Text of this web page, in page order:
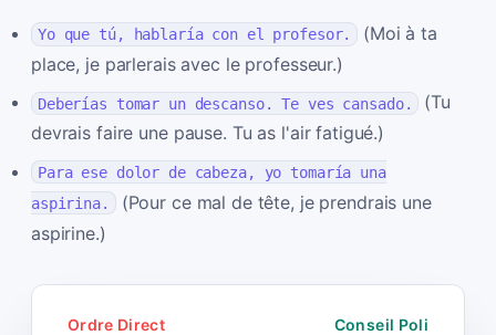
Yo que tú, hablaría con el profesor.
(Moi à ta
place, je parlerais avec le professeur.)
Deberías tomar un descanso. Te ves cansado.
(Tu
devrais faire une pause. Tu as l'air fatigué.)
Para ese dolor de cabeza, yo tomaría una
aspirina. (Pour ce mal de tête, je prendrais une
aspirine.)
Ordre Direct ️ Conseil Poli